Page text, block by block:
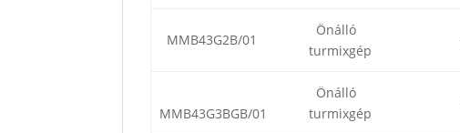
MMB43G2B/01
Önálló
turmixgép
MMB43G3BGB/01
Önálló
turmixgép